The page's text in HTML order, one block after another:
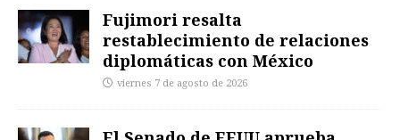
Fujimori resalta
restablecimiento de relaciones
diplomáticas con México
viernes 7 de agosto de 2026